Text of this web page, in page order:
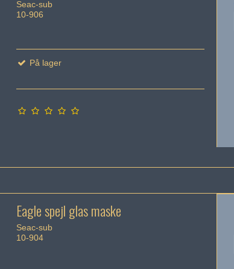
Seac-sub
10-906
På lager
Eagle spejl glas maske
Seac-sub
10-904